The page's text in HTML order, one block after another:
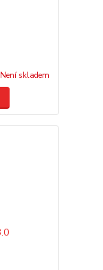
Není skladem